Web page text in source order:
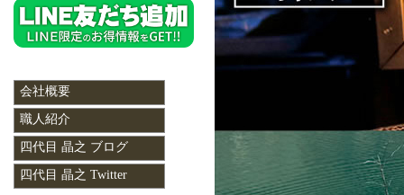
会社概要
職人紹介
四代目 晶之 ブログ
四代目 晶之 Twitter